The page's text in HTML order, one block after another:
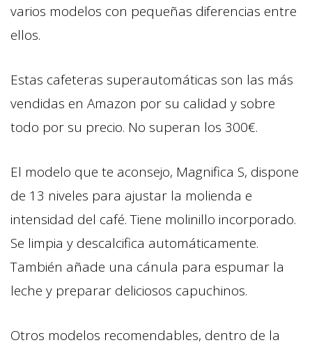
varios modelos con pequeñas diferencias entre
ellos.
Estas cafeteras superautomáticas son las más
vendidas en Amazon por su calidad y sobre
todo por su precio. No superan los 300€.
El modelo que te aconsejo, Magnifica S, dispone
de 13 niveles para ajustar la molienda e
intensidad del café. Tiene molinillo incorporado.
Se limpia y descalcifica automáticamente.
También añade una cánula para espumar la
leche y preparar deliciosos capuchinos.
Otros modelos recomendables, dentro de la